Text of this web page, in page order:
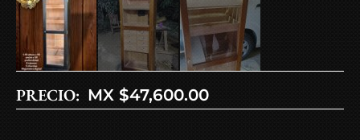
PRECIO: MX $47,600.00